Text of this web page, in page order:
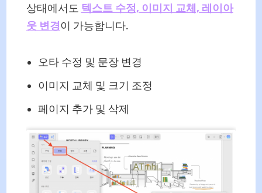
상태에서도 텍스트 수정, 이미지 교체, 레이아
웃 변경이 가능합니다.
오타 수정 및 문장 변경
이미지 교체 및 크기 조정
페이지 추가 및 삭제